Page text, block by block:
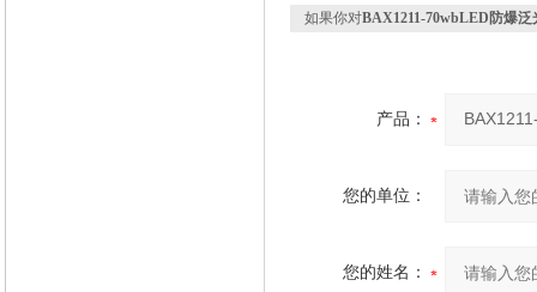
如果你对BAX1211-70wbLED防爆
产品：
您的单位：
您的姓名：